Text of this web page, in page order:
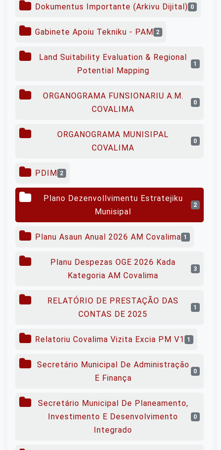
Dokumentus Importante (Arkivu Dijital) 0
Gabinete Apoiu Tekniku - PAM 2
Land Suitability Evaluation & Regional
Potential Mapping
1
ORGANOGRAMA FUNSIONARIU A.M.
COVALIMA
0
ORGANOGRAMA MUNISIPAL
COVALIMA
0
PDIM 2
Plano Dezenvollvimentu Estratejiku
Munisipal
2
Planu Asaun Anual 2026 AM Covalima 1
Planu Despezas OGE 2026 Kada
Kategoria AM Covalima
3
RELATÓRIO DE PRESTAÇÃO DAS
CONTAS DE 2025
1
Relatoriu Covalima Vizita Excia PM V1 1
Secretário Municipal De Administração
E Finança
0
Secretário Municipal De Planeamento,
Investimento E Desenvolvimento
Integrado
0